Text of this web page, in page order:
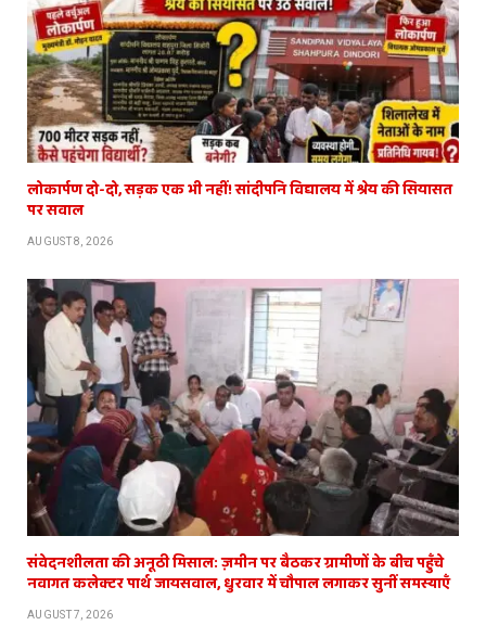
लोकार्पण दो-दो, सड़क एक भी नहीं! सांदीपनि विद्यालय में श्रेय की सियासत
पर सवाल
AUGUST 8, 2026
संवेदनशीलता की अनूठी मिसाल: ज़मीन पर बैठकर ग्रामीणों के बीच पहुँचे
नवागत कलेक्टर पार्थ जायसवाल, धुरवार में चौपाल लगाकर सुनीं समस्याएँ
AUGUST 7, 2026